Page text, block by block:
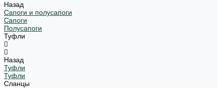
Назад
Сапоги и полусапоги
Сапоги
Полусапоги
Туфли
Назад
Туфли
Туфли
Сланцы